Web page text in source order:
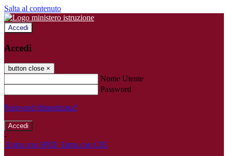
Salta al contenuto
Accedi
Accedi
button close ×
Nome Utente
Password
Password dimenticata?
-
Entra con SPID Entra con CIE